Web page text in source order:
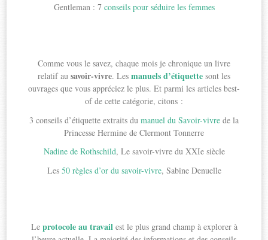
Gentleman : 7 conseils pour séduire les femmes
Comme vous le savez, chaque mois je chronique un livre
relatif au savoir-vivre. Les manuels d’étiquette sont les
ouvrages que vous appréciez le plus. Et parmi les articles best-
of de cette catégorie, citons :
3 conseils d’étiquette extraits du manuel du Savoir-vivre de la
Princesse Hermine de Clermont Tonnerre
Nadine de Rothschild, Le savoir-vivre du XXIe siècle
Les 50 règles d’or du savoir-vivre, Sabine Denuelle
Le protocole au travailest le plus grand champ à explorer à